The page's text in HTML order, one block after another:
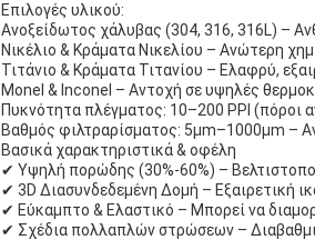
Επιλογές υλικού:
Ανοξείδωτος χάλυβας (304, 316, 316L) –
Νικέλιο & Κράματα Νικελίου – Ανώτερη
Τιτάνιο & Κράματα Τιτανίου – Ελαφρύ,
Monel & Inconel – Αντοχή σε υψηλές
Πυκνότητα πλέγματος: 10–200 PPI (πόροι
Βαθμός φιλτραρίσματος: 5μm–1000μm –
Βασικά χαρακτηριστικά & οφέλη
✔ Υψηλή πορώδης (30%-60%) –
✔ 3D Διασυνδεδεμένη Δομή – Εξαιρετική
✔ Εύκαμπτο & Ελαστικό – Μπορεί να
✔ Σχέδια πολλαπλών στρώσεων –